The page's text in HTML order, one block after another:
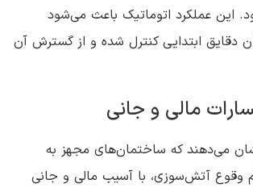
این عملکرد اتوماتیک باعث می‌شود
ابتدایی کنترل شده و از گسترش آن
می‌دهند که ساختمان‌های مجهز به
وقوع آتش‌سوزی، با آسیب مالی و جانی